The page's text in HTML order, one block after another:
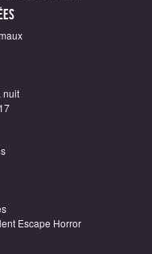
nuit
Escape Horror